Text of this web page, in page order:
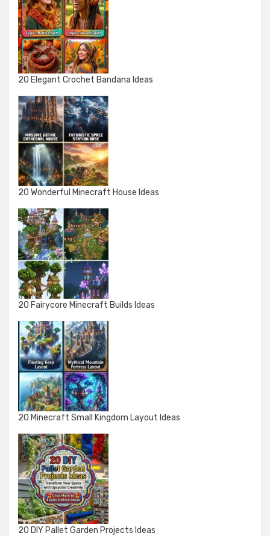
20 Elegant Crochet Bandana Ideas
20 Wonderful Minecraft House Ideas
20 Fairycore Minecraft Builds Ideas
20 Minecraft Small Kingdom Layout Ideas
20 DIY Pallet Garden Projects Ideas